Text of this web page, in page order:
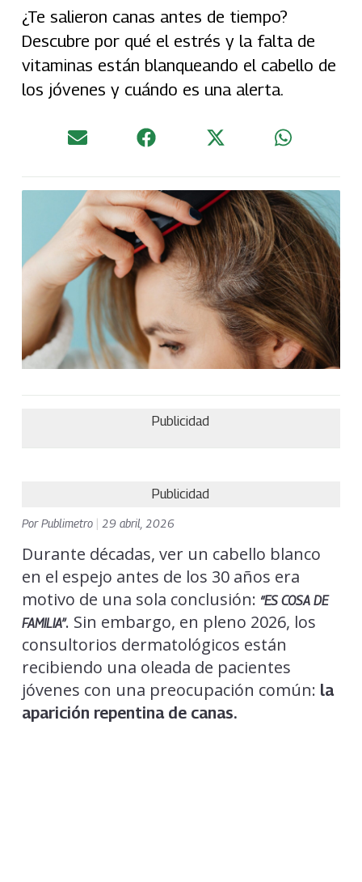
¿Te salieron canas antes de tiempo?
Descubre por qué el estrés y la falta de
vitaminas están blanqueando el cabello de
los jóvenes y cuándo es una alerta.
Publicidad
Publicidad
PorPublimetro 29 abril, 2026
Durante décadas, ver un cabello blanco
en el espejo antes de los 30 años era
motivo de una sola conclusión: “ES COSA DE
FAMILIA”. Sin embargo, en pleno 2026, los
consultorios dermatológicos están
recibiendo una oleada de pacientes
jóvenes con una preocupación común: la
aparición repentina de canas.